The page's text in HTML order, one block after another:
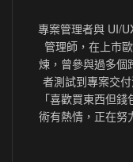
專案管理者與 UI/
管理師，在上市
煉，曾參與過多個
者測試到專案交
「喜歡買東西但
術有熱情，正在努